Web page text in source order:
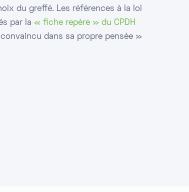
du greffé. Les références à la loi
par la « fiche repère » du CPDH
dans sa propre pensée »